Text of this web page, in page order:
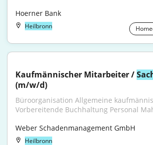
Hoerner Bank
Heilbronn
Kaufmännischer Mitarbeiter /
(m/w/d)
Büroorganisation Allgemeine
Vorbereitende Buchhaltung Personal
Weber Schadenmanagement GmbH
Heilbronn